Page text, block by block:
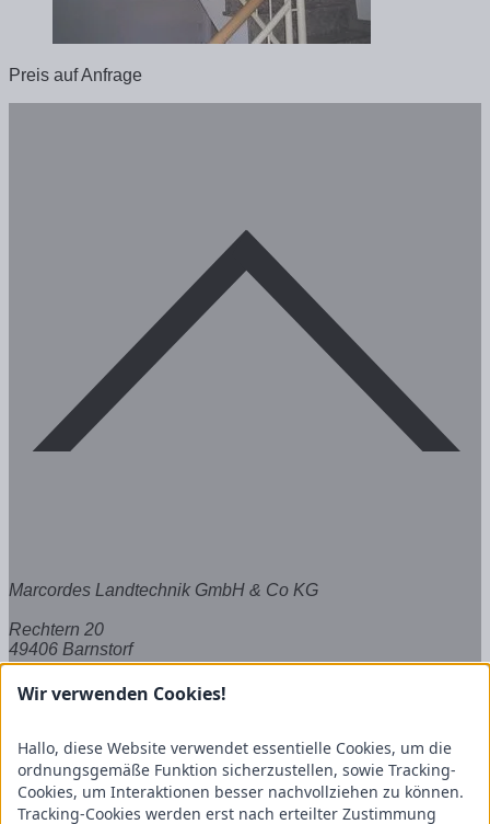
Preis auf Anfrage
Marcordes Landtechnik GmbH & Co KG
Rechtern 20
49406 Barnstorf
Tel.: +49 (5442) 2189
Links
Wir verwenden Cookies!
Hallo, diese Website verwendet essentielle Cookies, um die
ordnungsgemäße Funktion sicherzustellen, sowie Tracking-
Cookies, um Interaktionen besser nachvollziehen zu können.
Tracking-Cookies werden erst nach erteilter Zustimmung